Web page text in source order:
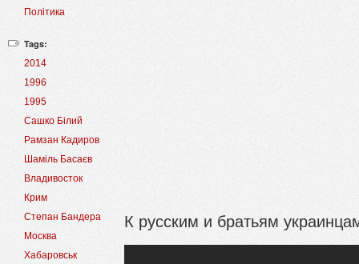
Політика
Tags:
2014
1996
1995
Сашко Білий
Рамзан Кадиров
Шаміль Басаєв
Владивосток
Крим
Степан Бандера
Москва
Хабаровськ
К русским и братьям